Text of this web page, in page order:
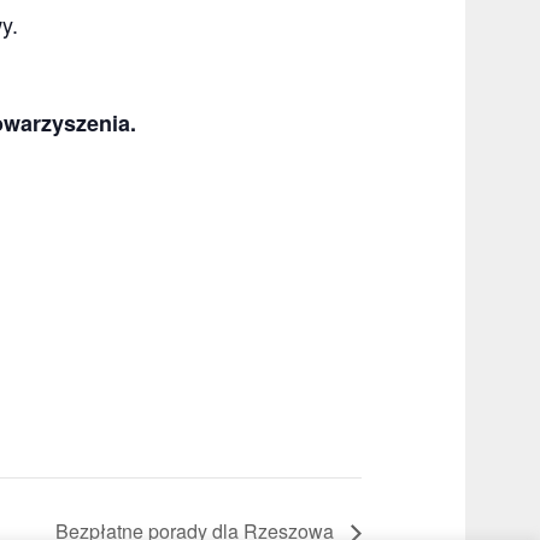
Bezpłatne porady dla Rzeszowa